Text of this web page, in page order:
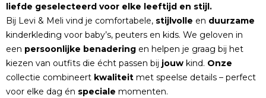
liefde geselecteerd voor elke leeftijd en stijl.
Bij Levi & Meli vind je comfortabele, stijlvolle en duurzame
kinderkleding voor baby’s, peuters en kids. We geloven in
een persoonlijke benadering en helpen je graag bij het
kiezen van outfits die écht passen bij jouw kind. Onze
collectie combineert kwaliteit met speelse details – perfect
voor elke dag én speciale momenten.